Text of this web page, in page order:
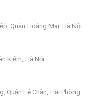
Quận Hoàng Mai, Hà Nội
Kiếm, Hà Nội
Quận Lê Chân, Hải Phòng